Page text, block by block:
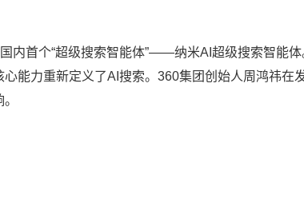
内首个“超级搜索智能体”——纳米AI超级搜索智能体
能力重新定义了AI搜索。360集团创始人周鸿祎在